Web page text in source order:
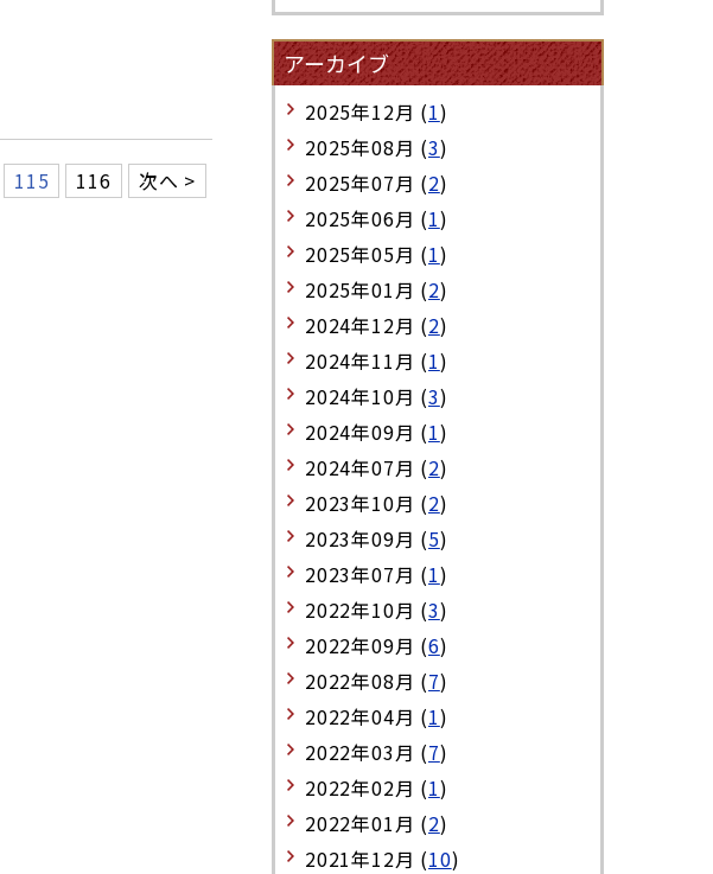
115 116 次へ >
アーカイブ
2025年12月 (1)
2025年08月 (3)
2025年07月 (2)
2025年06月 (1)
2025年05月 (1)
2025年01月 (2)
2024年12月 (2)
2024年11月 (1)
2024年10月 (3)
2024年09月 (1)
2024年07月 (2)
2023年10月 (2)
2023年09月 (5)
2023年07月 (1)
2022年10月 (3)
2022年09月 (6)
2022年08月 (7)
2022年04月 (1)
2022年03月 (7)
2022年02月 (1)
2022年01月 (2)
2021年12月 (10)